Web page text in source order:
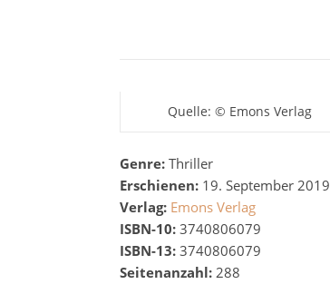
Quelle: © Emons Verlag
Genre: Thriller
Erschienen: 19. September 2019
Verlag: Emons Verlag
ISBN-10: 3740806079
ISBN-13: 3740806079
Seitenanzahl: 288